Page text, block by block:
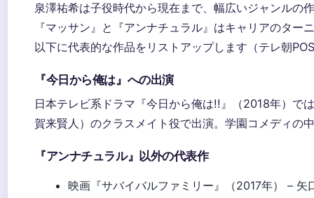
泉澤祐希は子役時代から現在まで、幅広いジャンルの
『マッサン』と『アンナチュラル』はキャリアのター
以下に代表的な作品をリストアップします（テレ朝
『今日から俺は』への出演
日本テレビ系ドラマ『今日から俺は!!』（2018年）で
賀来賢人）のクラスメイト役で出演。学園コメディの
『アンナチュラル』以外の代表作
映画『サバイバルファミリー』（2017年） – 矢